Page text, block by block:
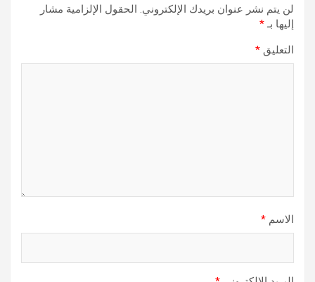
لن يتم نشر عنوان بريدك الإلكتروني. الحقول الإلزامية مشار
إليها بـ*
التعليق *
الاسم *